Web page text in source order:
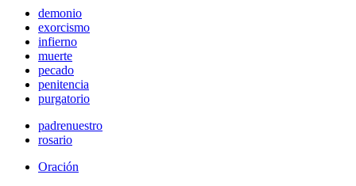
demonio
exorcismo
infierno
muerte
pecado
penitencia
purgatorio
padrenuestro
rosario
Oración